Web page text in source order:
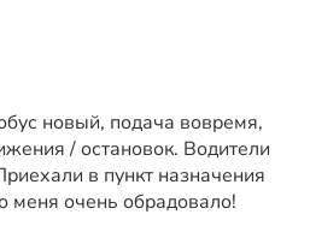
новый, подача вовремя,
/ остановок. Водители
в пункт назначения
меня очень обрадовало!